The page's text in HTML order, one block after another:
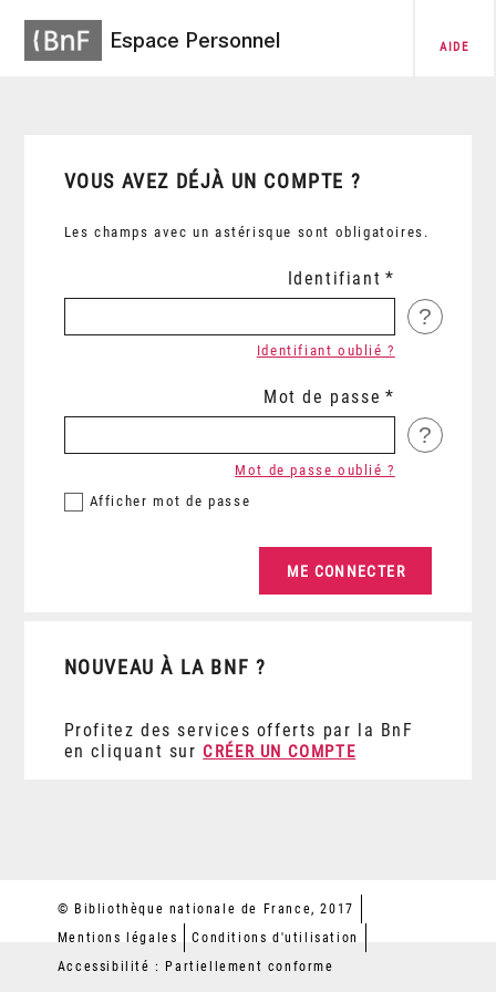
Espace Personnel AIDE
VOUS AVEZ DÉJÀ UN COMPTE ?
Les champs avec un astérisque sont obligatoires.
Identifiant
?
Identifiant oublié ?
Mot de passe
?
Afficher mot de passe
Mot de passe oublié ?
NOUVEAU À LA BNF ?
Profitez des services offerts par la BnF
en cliquant sur CRÉER UN COMPTE
© Bibliothèque nationale de France, 2017
Mentions légales
Conditions d'utilisation
Accessibilité : Partiellement conforme